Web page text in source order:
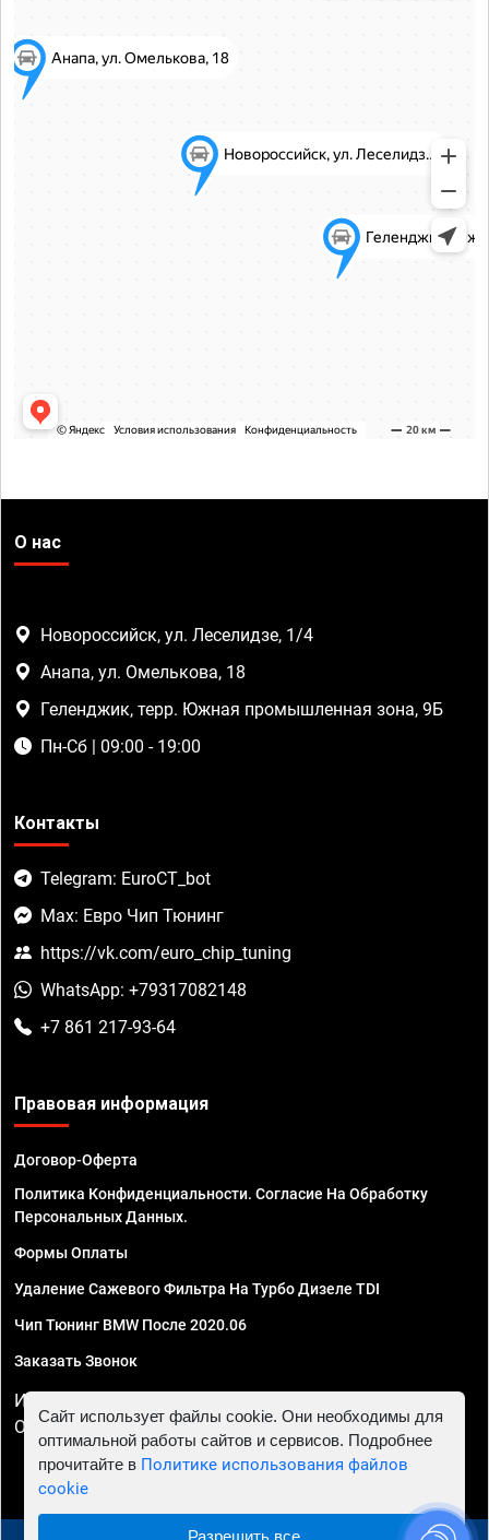
О нас
Новороссийск, ул. Леселидзе, 1/4
Анапа, ул. Омелькова, 18
Геленджик, терр. Южная промышленная зона, 9Б
Пн-Сб | 09:00 - 19:00
Контакты
Telegram: EuroCT_bot
Max: Евро Чип Тюнинг
https://vk.com/euro_chip_tuning
WhatsApp: +79317082148
+7 861 217-93-64
Правовая информация
Договор-Оферта
Политика Конфиденциальности. Согласие На Обработку
Персональных Данных.
Формы Оплаты
Удаление Сажевого Фильтра На Турбо Дизеле TDI
Чип Тюнинг BMW После 2020.06
Заказать Звонок
ИП Смирнов Георгий Павлович. ИНН 781302555843,
ОГРНИП 324470400032610
Сайт использует файлы cookie. Они необходимы для
оптимальной работы сайтов и сервисов. Подробнее
прочитайте в Политике использования файлов
cookie
Разрешить все